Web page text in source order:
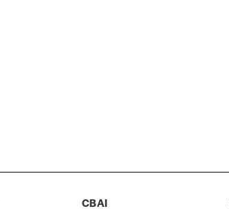
CBAI